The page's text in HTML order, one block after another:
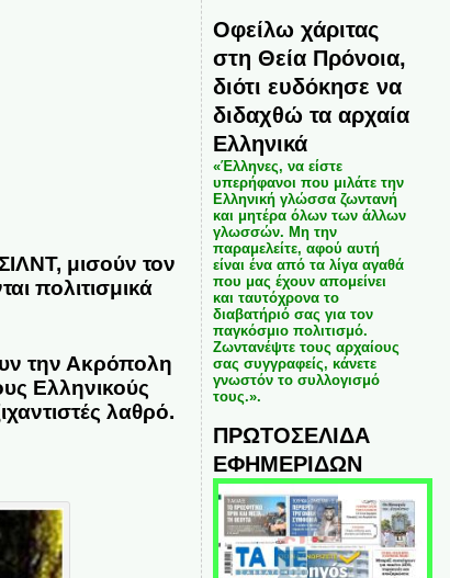
μισούν τον
πολιτισμικά
την Ακρόπολη
Ελληνικούς
λαθρό.
Οφείλω χάριτας
στη Θεία Πρόνοια,
διότι ευδόκησε να
διδαχθώ τα αρχαία
Ελληνικά
«Έλληνες, να είστε
υπερήφανοι που μιλάτε την
Ελληνική γλώσσα ζωντανή
και μητέρα όλων των άλλων
γλωσσών. Μη την
παραμελείτε, αφού αυτή
είναι ένα από τα λίγα αγαθά
που μας έχουν απομείνει
και ταυτόχρονα το
διαβατήριό σας για τον
παγκόσμιο πολιτισμό.
Ζωντανέψτε τους αρχαίους
σας συγγραφείς, κάνετε
γνωστόν το συλλογισμό
τους.».
ΠΡΩΤΟΣΕΛΙΔΑ
ΕΦΗΜΕΡΙΔΩΝ